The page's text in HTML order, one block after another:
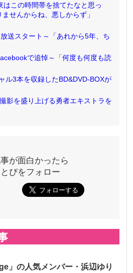
はこの時間帯を捨てたなと思っ
せんからね、悪しからず」
送スタート～「あれから5年、ち
で追悼～「何度も何度も読
ル3本を収録したBD&DVD-BOXが
影を盛り上げる勇者エキストラを
が面白かったら
ぴをフォロー
」の人気メンバー・浜辺ゆり